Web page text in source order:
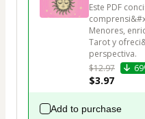
Este PDF
Menores,
Tarot y
perspectiva.
$12.97
$3.97
Add to purchase